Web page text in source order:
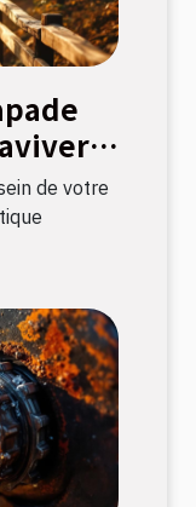
?
de votre